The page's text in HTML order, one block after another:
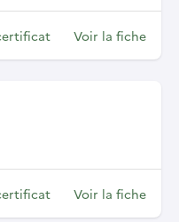
Voir la fiche
Voir la fiche